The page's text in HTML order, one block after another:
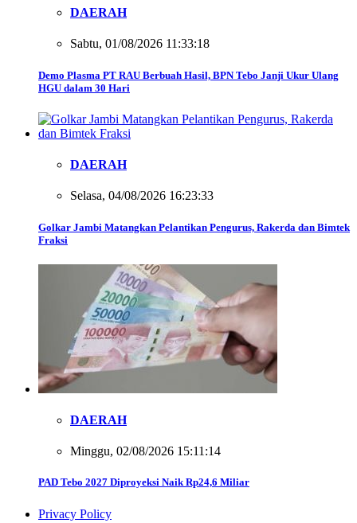
DAERAH
Sabtu, 01/08/2026 11:33:18
Demo Plasma PT RAU Berbuah Hasil, BPN Tebo Janji Ukur Ulang
HGU dalam 30 Hari
DAERAH
Selasa, 04/08/2026 16:23:33
Golkar Jambi Matangkan Pelantikan Pengurus, Rakerda dan Bimtek
Fraksi
DAERAH
Minggu, 02/08/2026 15:11:14
PAD Tebo 2027 Diproyeksi Naik Rp24,6 Miliar
Privacy Policy